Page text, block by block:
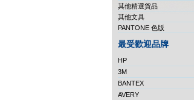
其他精選貨品
其他文具
PANTONE 色版
最受歡迎品牌
HP
3M
BANTEX
AVERY